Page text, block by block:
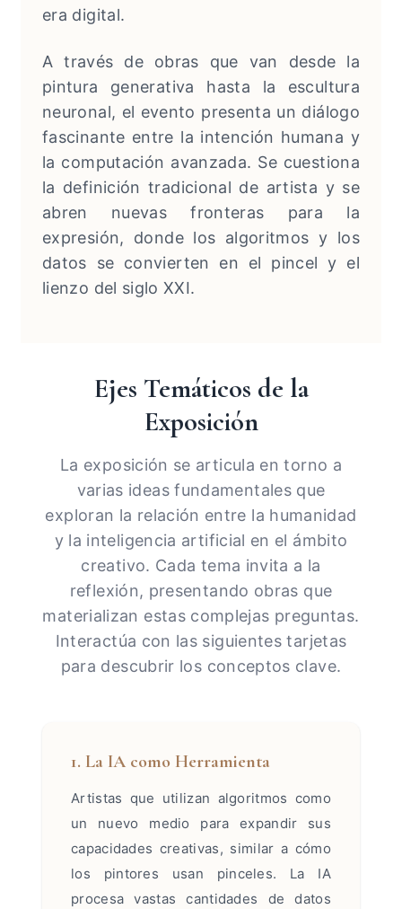
era digital.
A través de obras que van desde la
pintura generativa hasta la escultura
neuronal, el evento presenta un diálogo
fascinante entre la intención humana y
la computación avanzada. Se cuestiona
la definición tradicional de artista y se
abren nuevas fronteras para la
expresión, donde los algoritmos y los
datos se convierten en el pincel y el
lienzo del siglo XXI.
Ejes Temáticos de la
Exposición
La exposición se articula en torno a
varias ideas fundamentales que
exploran la relación entre la humanidad
y la inteligencia artificial en el ámbito
creativo. Cada tema invita a la
reflexión, presentando obras que
materializan estas complejas preguntas.
Interactúa con las siguientes tarjetas
para descubrir los conceptos clave.
1. La IA como Herramienta
Artistas que utilizan algoritmos como
un nuevo medio para expandir sus
capacidades creativas, similar a cómo
los pintores usan pinceles. La IA
procesa vastas cantidades de datos